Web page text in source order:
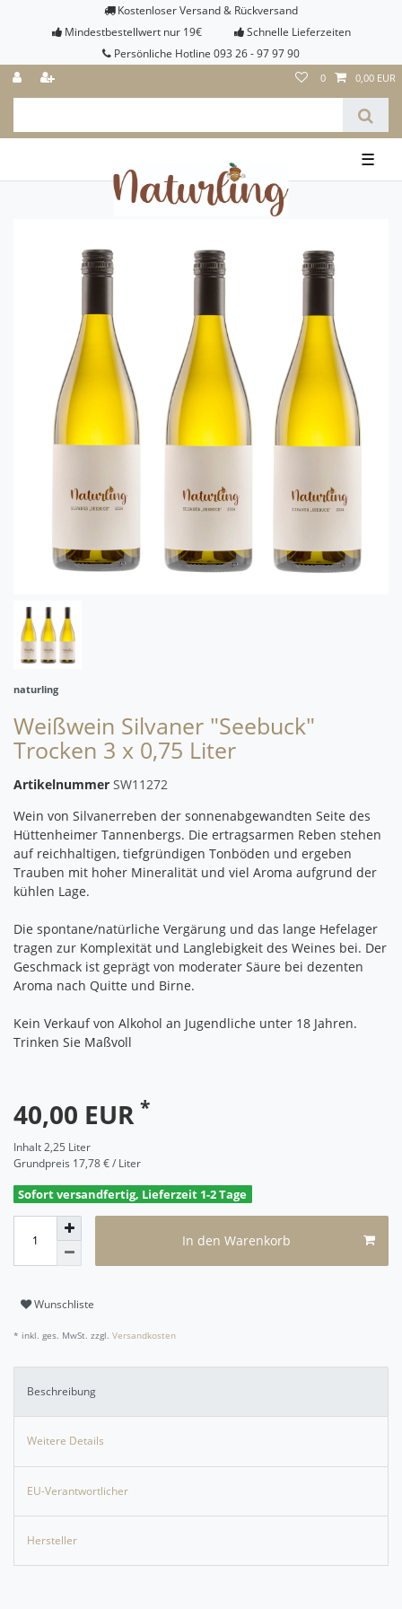
Kostenloser Versand & Rückversand
Mindestbestellwert nur 19€
Schnelle Lieferzeiten
Persönliche Hotline 093 26 - 97 97 90
0 0,00 EUR
☰
naturling
Weißwein Silvaner "Seebuck"
Trocken 3 x 0,75 Liter
Artikelnummer SW11272
Wein von Silvanerreben der sonnenabgewandten Seite des
Hüttenheimer Tannenbergs. Die ertragsarmen Reben stehen
auf reichhaltigen, tiefgründigen Tonböden und ergeben
Trauben mit hoher Mineralität und viel Aroma aufgrund der
kühlen Lage.
Die spontane/natürliche Vergärung und das lange Hefelager
tragen zur Komplexität und Langlebigkeit des Weines bei. Der
Geschmack ist geprägt von moderater Säure bei dezenten
Aroma nach Quitte und Birne.
Kein Verkauf von Alkohol an Jugendliche unter 18 Jahren.
Trinken Sie Maßvoll
40,00 EUR *
Inhalt2,25 Liter
Grundpreis 17,78 € / Liter
Sofort versandfertig, Lieferzeit 1-2 Tage
In den Warenkorb
Wunschliste
* inkl. ges. MwSt. zzgl. Versandkosten
Beschreibung
Weitere Details
EU-Verantwortlicher
Hersteller